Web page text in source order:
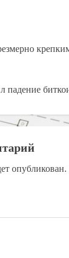
падение
опубликован.